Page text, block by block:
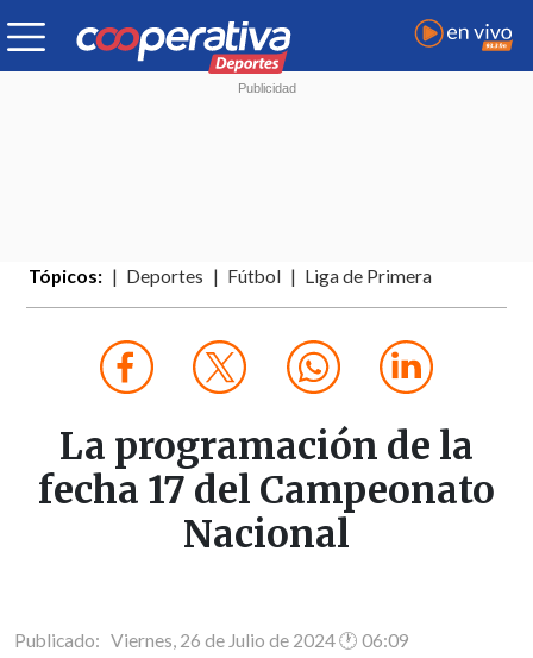
Tópicos: Deportes Fútbol Liga de Primera
La programación de la
fecha 17 del Campeonato
Nacional
Publicado: Viernes, 26 de Julio de 2024 🕐 06:09